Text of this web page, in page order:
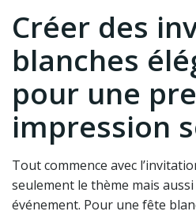
Créer des
blanches
pour une
impression
Tout commence avec
seulement le thème mais aussi
événement. Pour une fête